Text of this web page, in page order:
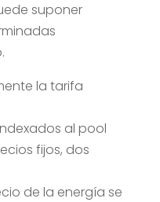
suponer
la tarifa
al pool
fijos, dos
de la energía se